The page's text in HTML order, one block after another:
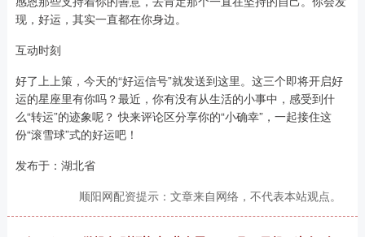
现，好运，其实一直都在你身边。
互动时刻
好了上上策，今天的“好运信号”就发送到这里。这三个即将开启好
运的星座里有你吗？最近，你有没有从生活的小事中，感受到什
么“转运”的迹象呢？ 快来评论区分享你的“小确幸”，一起接住这
份“滚雪球”式的好运吧！
发布于：湖北省
顺阳网配资提示：文章来自网络，不代表本站观点。